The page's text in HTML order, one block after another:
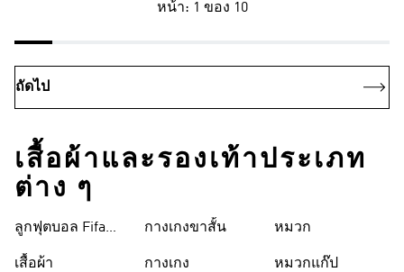
หน้า: 1 ของ 10
ถัดไป
เสื้อผ้าและรองเท้าประเภท
ต่าง ๆ
ลูกฟุตบอล Fifa
เสื้อผ้า
กางเกงขาสั้น
กางเกง
หมวก
หมวกแก๊ป